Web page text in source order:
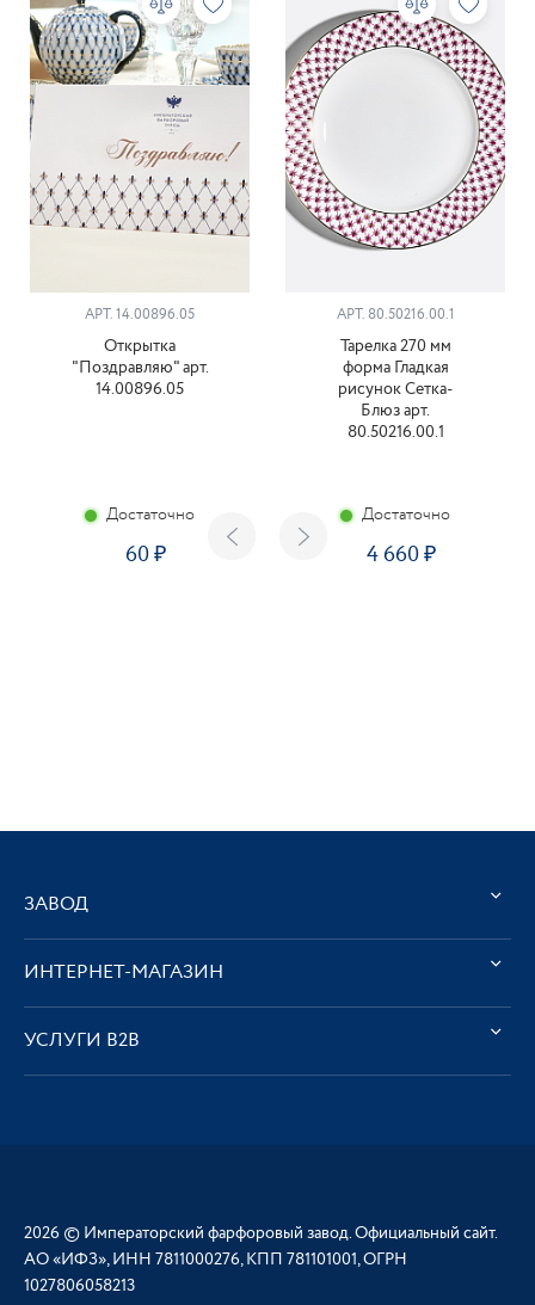
АРТ. 14.00896.05
Открытка
"Поздравляю" арт.
14.00896.05
Достаточно
60
АРТ. 80.50216.00.1
Тарелка 270 мм
форма Гладкая
рисунок Сетка-
Блюз арт.
80.50216.00.1
Достаточно
4 660
ЗАВОД
ИНТЕРНЕТ-МАГАЗИН
УСЛУГИ В2В
2026 © Императорский фарфоровый завод. Официальный сайт.
АО «ИФЗ», ИНН 7811000276, КПП 781101001, ОГРН
1027806058213